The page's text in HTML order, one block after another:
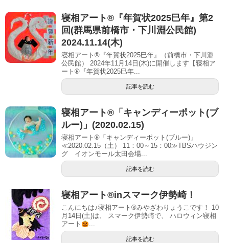
寝相アート®︎『年賀状2025巳年』第2
回(群馬県前橋市・下川淵公民館)
2024.11.14(木)
寝相アート®『年賀状2025巳年』（前橋市・下川淵
公民館） 2024年11月14日(木)に開催します【寝相ア
ート®︎『年賀状2025巳年...
記事を読む
寝相アート®「キャンディーポット(ブ
ルー)」(2020.02.15)
寝相アート®「キャンディーポット(ブルー)」
≪2020.02.15（土） 11：00～15：00≫TBSハウジン
グ イオンモール太田会場...
記事を読む
寝相アート®︎inスマーク伊勢崎！
こんにちは♪寝相アート®︎みやざわりょうこです！ 10
月14日(土)は、 スマーク伊勢崎で、 ハロウィン寝相
アート
...
記事を読む